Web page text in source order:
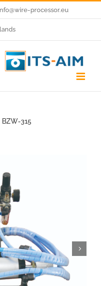
processor.eu
315